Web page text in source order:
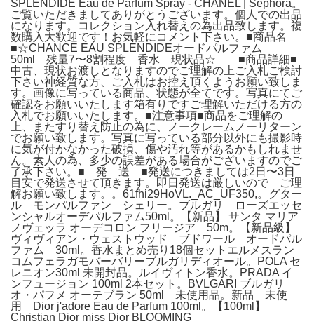
SPLENDIDE Eau de Parfum Spray - CHANEL | Sephora。
ご覧いただきましてありがとうございます。個人での出品
になります。コレクション入れ替えの為出品致します。複
数購入大歓迎です！お気軽にコメント下さい。■商品名
■☆CHANCE EAU SPLENDIDEオードパルファム
50ml 残量7〜8割程度 香水 現状品☆ ■商品詳細■
中古、現状お渡しとなりますのでご理解の上ご入札ご検討
下さい神経質な方、ご入札はお控え頂くようお願い致しま
す。画像に写っている商品、状態が全てです。写真にてご
確認をお願いいたします箱有りですご理解いただける方の
入札でお願いいたします。■注意事項■商品をご理解の
上、またすり替え防止の為に、ノークレームノーリターン
でお願い致します。写真に写っている部分以外にも撮影時
に気が付かなかった破損、傷や汚れ等があるかもしれませ
ん。素人の為、多少の誤差がある場合がございますのでご
了承下さい。■ 発 送 ■発送につきましては2日〜3日
目安で発送させて頂きます。即日発送は厳しいので ご理
解お願い致します。。61fhi29HoVL._AC_UF350,。グター
ル モンパルファン シェリー。ブルガリ ローズエッセ
ンシャルオーデパルファム50ml。【新品】 サンタ マリア
ノヴェッラ オーデコロン フリージア 50m。【新品級】
ヴィヴィアン・ウェストウッド ブドワール オードパル
ファム 30ml。香水まとめ売り18個セットエルメスラン
コムフェラガモバーバリーブルガリディオール。POLA セ
レニオン30ml 未開封品。ルイヴィトン香水。PRADA イ
ンフュージョン 100ml 2本セット。BVLGARI ブルガリ
オ・パフメ オーテブラン 50ml 未使用品。新品 未使
用 Dior j'adore Eau de Parfum 100ml。【100ml】
Christian Dior miss Dior BLOOMING